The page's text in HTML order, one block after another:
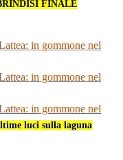
FINALE
in gommone nel
in gommone nel
in gommone nel
luci sulla laguna